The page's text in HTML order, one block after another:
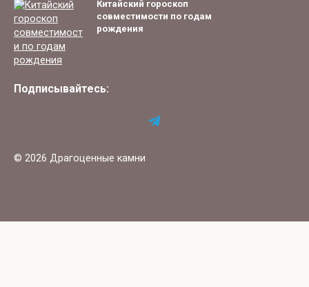
Китайский гороскоп
совместимости по годам
рождения
Подписывайтесь:
© 2026 Драгоценные камни